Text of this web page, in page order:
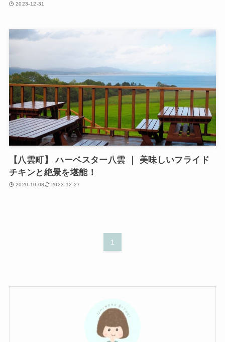
2023-12-31
【八雲町】 ハーベスター八雲 ｜ 美味しいフライド
チキンと絶景を堪能！
2020-10-08 2023-12-27
1